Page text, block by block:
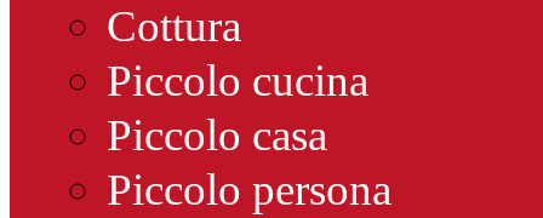
Cottura
Piccolo cucina
Piccolo casa
Piccolo persona